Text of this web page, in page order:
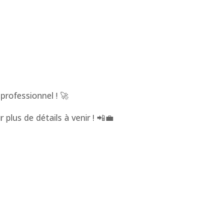
! 🚀
de détails à venir ! 📲💼